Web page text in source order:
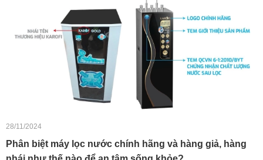
28/11/2024
Phân biệt máy lọc nước chính hãng và hàng giả, hàng